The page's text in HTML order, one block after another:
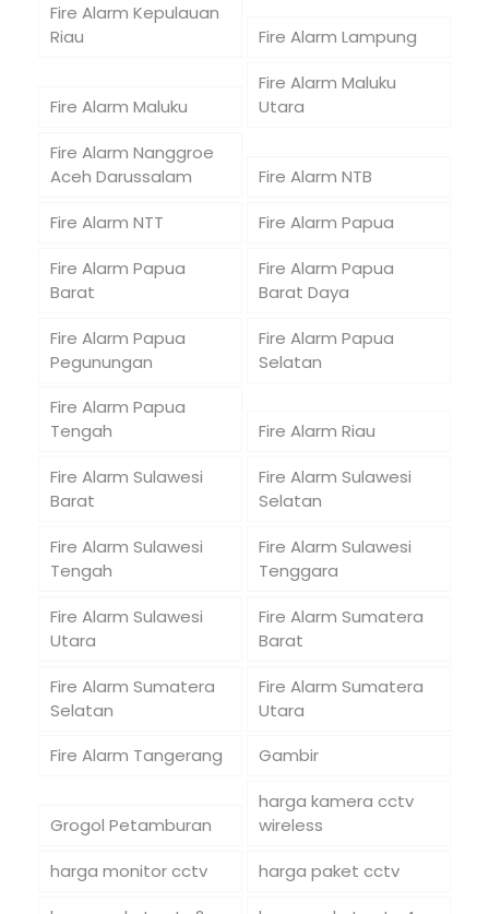
Fire Alarm Kepulauan
Riau
Fire Alarm Lampung
Fire Alarm Maluku
Fire Alarm Maluku
Utara
Fire Alarm Nanggroe
Aceh Darussalam
Fire Alarm NTB
Fire Alarm NTT
Fire Alarm Papua
Fire Alarm Papua
Barat
Fire Alarm Papua
Barat Daya
Fire Alarm Papua
Pegunungan
Fire Alarm Papua
Selatan
Fire Alarm Papua
Tengah
Fire Alarm Riau
Fire Alarm Sulawesi
Barat
Fire Alarm Sulawesi
Selatan
Fire Alarm Sulawesi
Tengah
Fire Alarm Sulawesi
Tenggara
Fire Alarm Sulawesi
Utara
Fire Alarm Sumatera
Barat
Fire Alarm Sumatera
Selatan
Fire Alarm Sumatera
Utara
Fire Alarm Tangerang
Gambir
Grogol Petamburan
harga kamera cctv
wireless
harga monitor cctv
harga paket cctv